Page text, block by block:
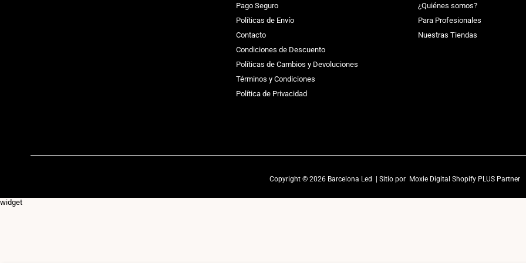
Pago Seguro
Políticas de Envío
Contacto
Condiciones de Descuento
Políticas de Cambios y Devoluciones
Términos y Condiciones
Política de Privacidad
¿Quiénes somos?
Para Profesionales
Nuestras Tiendas
Copyright © 2026 Barcelona Led | Sitio por Moxie Digital Shopify PLUS Partner
widget